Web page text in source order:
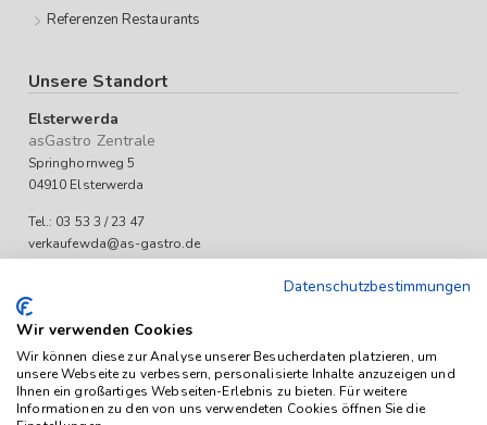
Referenzen Restaurants
Unsere Standort
Elsterwerda
asGastro Zentrale
Springhornweg 5
04910 Elsterwerda
Tel.: 03 53 3 / 23 47
verkaufewda@as-gastro.de
Mo-Fr 09:00 bis 17:00 Uhr
Datenschutzbestimmungen
Wir verwenden Cookies
Wir können diese zur Analyse unserer Besucherdaten platzieren, um
unsere Webseite zu verbessern, personalisierte Inhalte anzuzeigen und
Ihnen ein großartiges Webseiten-Erlebnis zu bieten. Für weitere
Informationen zu den von uns verwendeten Cookies öffnen Sie die